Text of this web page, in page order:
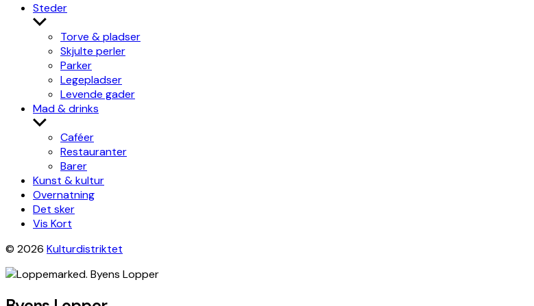
Steder
Show
sub
menu
Torve & pladser
Skjulte perler
Parker
Legepladser
Levende gader
Mad & drinks
Show
sub
menu
Caféer
Restauranter
Barer
Kunst & kultur
Overnatning
Det sker
Vis Kort
© 2026 Kulturdistriktet